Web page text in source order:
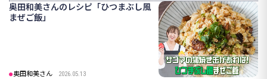
奥田和美さんのレシピ「ひつまぶし風
まぜご飯」
奥田和美さん 2026.05.13